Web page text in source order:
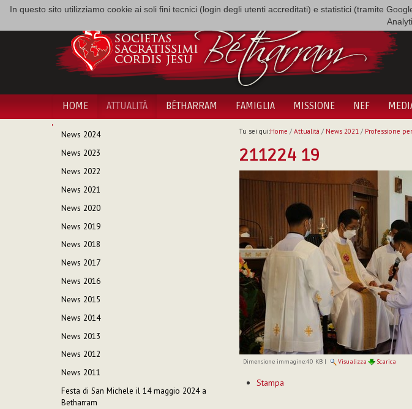
In questo sito utilizziamo cookie ai soli fini tecnici (login degli utenti accreditati) e statistici (tramite
HOME ATTUALITÀ BÉTHARRAM FAMIGLIA MISSIONE NEF
NAVIGAZIONE
News 2024
News 2023
News 2022
News 2021
News 2020
News 2019
News 2018
News 2017
News 2016
News 2015
News 2014
News 2013
News 2012
News 2011
Festa di San Michele il 14 maggio 2024 a
Betharram
Tu sei qui:Home / Attualità / News 2021/ Professione
211224 19
Dimensione immagine:40 KB| Visualizza Scarica
sul
Stampa